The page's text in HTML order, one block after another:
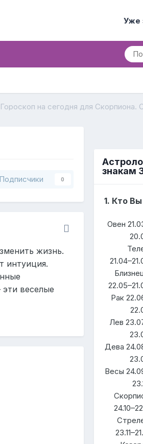
Уже
Гороскоп на сегодня для Скорпиона.
Подписчики 0
жизнь.
интуиция.
веселые
знакам
1. Кто
Овен
Рак
Лев
Дева
Весы